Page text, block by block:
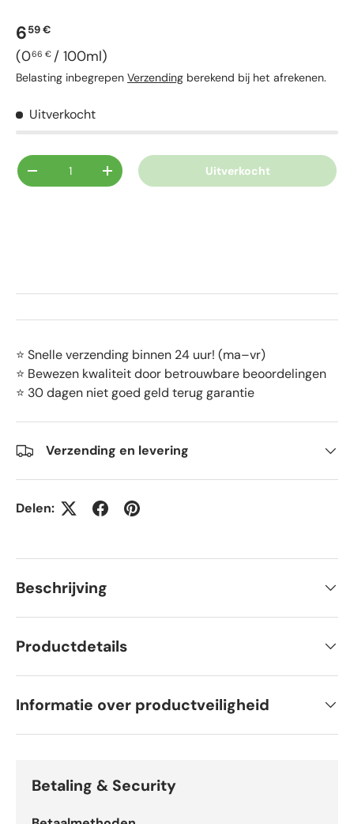
Reguliere prijs
659 €
Eenheid prijs
066 € / 100ml
Belasting inbegrepen Verzending berekend bij het afrekenen.
Uitverkocht
Aantal
Verlaag de hoeveelheidVerhoog de hoeveelheidUitverkocht
⭐ Snelle verzending binnen 24 uur! (ma–vr)
⭐ Bewezen kwaliteit door betrouwbare beoordelingen
⭐ 30 dagen niet goed geld terug garantie
Verzending en levering
Delen:
Beschrijving
Productdetails
Informatie over productveiligheid
Betaling & Security